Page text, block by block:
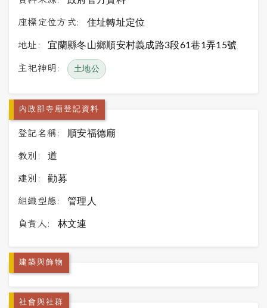
座標定位方式: 住址轉址定位
地址: 宜蘭縣冬山鄉順安村義成路3段61巷1弄15號
主祀神明: 土地公
內政部寺廟登記資料
登記名稱: 順安福德廟
教別: 道
建別: 勸募
組織型態: 管理人
負責人: 林文連
建築與飾物
社會與社群